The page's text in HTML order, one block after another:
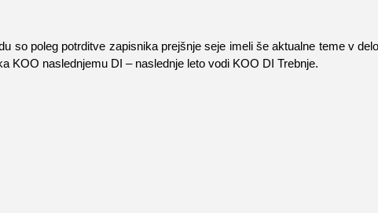
so poleg potrditve zapisnika prejšnje seje imeli še aktualne teme v
KOO naslednjemu DI – naslednje leto vodi KOO DI Trebnje.